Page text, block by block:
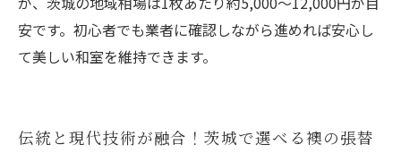
安です。初心者でも業者に確認しながら進めれば安心し
て美しい和室を維持できます。
伝統と現代技術が融合！茨城で選べる襖の張替